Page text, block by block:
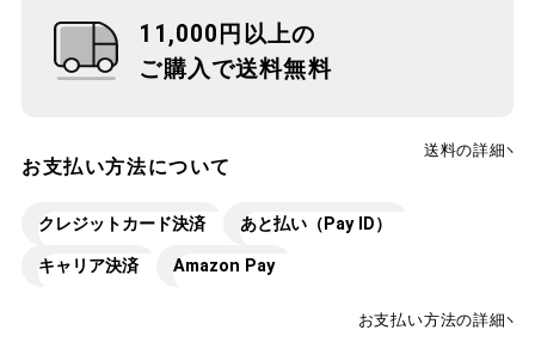
11,000円以上の
ご購入で送料無料
送料の詳細
お支払い方法について
クレジットカード決済 あと払い（Pay ID）
キャリア決済 Amazon Pay
お支払い方法の詳細